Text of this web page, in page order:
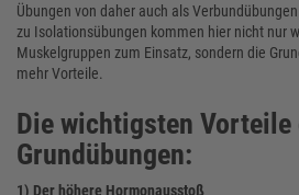
Übungen von daher auch als
zu Isolationsübungen kommen hier nicht nur
Muskelgruppen zum Einsatz, sondern die
mehr Vorteile.
Die wichtigsten Vorteile
Grundübungen:
1) Der höhere Hormonausstoß